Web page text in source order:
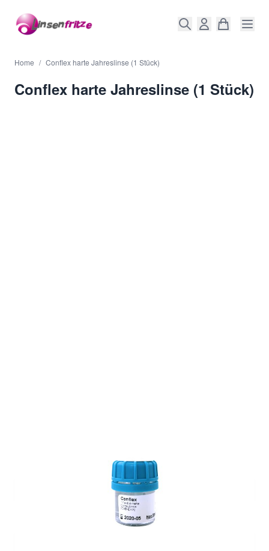
Home / Conflex harte Jahreslinse (1 Stück)
Conflex harte Jahreslinse (1 Stück)